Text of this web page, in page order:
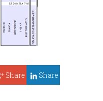
Share Share